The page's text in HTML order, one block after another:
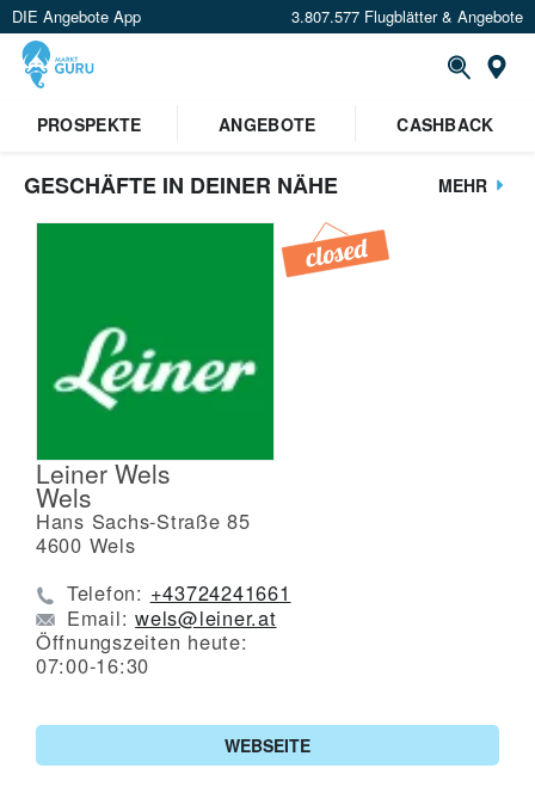
DIE Angebote App 3.807.577 Flugblätter & Angebote
PROSPEKTE
ANGEBOTE CASHBACK
GESCHÄFTE IN DEINER NÄHE MEHR
Leiner Wels
Wels
Hans Sachs-Straße 85
4600 Wels
Telefon: +43724241661
Email:wels@leiner.at
Öffnungszeiten heute:
07:00-16:30
WEBSEITE